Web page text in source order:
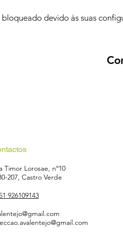
devido às suas
Timor Lorosae, nº10
207, Castro Verde
926109143